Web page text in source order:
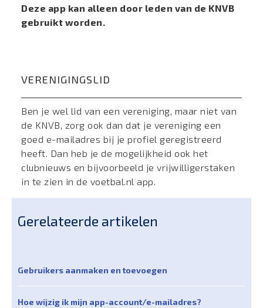
Deze app kan alleen door leden van de KNVB
gebruikt worden.
VERENIGINGSLID
Ben je wel lid van een vereniging, maar niet van
de KNVB, zorg ook dan dat je vereniging een
goed e-mailadres bij je profiel geregistreerd
heeft. Dan heb je de mogelijkheid ook het
clubnieuws en bijvoorbeeld je vrijwilligerstaken
in te zien in de voetbal.nl app.
Gerelateerde artikelen
Gebruikers aanmaken en toevoegen
Hoe wijzig ik mijn app-account/e-mailadres?